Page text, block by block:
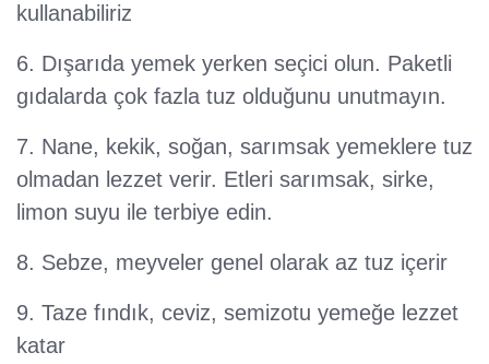
kullanabiliriz
6. Dışarıda yemek yerken seçici olun. Paketli
gıdalarda çok fazla tuz olduğunu unutmayın.
7. Nane, kekik, soğan, sarımsak yemeklere tuz
olmadan lezzet verir. Etleri sarımsak, sirke,
limon suyu ile terbiye edin.
8. Sebze, meyveler genel olarak az tuz içerir
9. Taze fındık, ceviz, semizotu yemeğe lezzet
katar